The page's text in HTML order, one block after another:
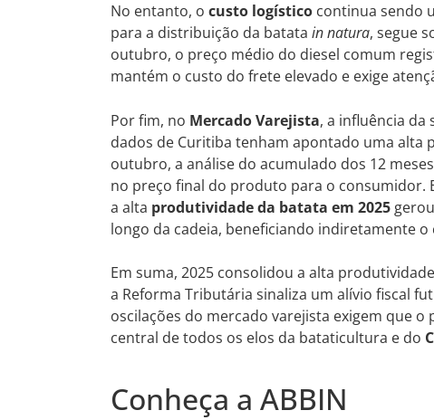
No entanto, o custo logístico continua sendo
para a distribuição da batata in natura, segue
outubro, o preço médio do diesel comum
mantém o custo do frete elevado e exige
Por fim, no Mercado Varejista, a influência
dados de Curitiba tenham apontado uma alta
outubro, a análise do acumulado dos 12
no preço final do produto para o consumidor.
a alta produtividade da batata em 2025
longo da cadeia, beneficiando indiretamente
Em suma, 2025 consolidou a alta
a Reforma Tributária sinaliza um alívio fiscal
oscilações do mercado varejista exigem que
central de todos os elos da bataticultura e do
Conheça a ABBIN